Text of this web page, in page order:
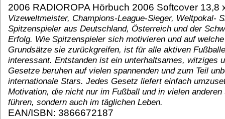
2006 RADIOROPA Hörbuch 2006 Softcover 13,8
Vizeweltmeister, Champions-League-Sieger, Weltpokal-
Spitzenspieler aus Deutschland, Österreich und der
Erfolg. Wie Spitzenspieler sich motivieren und auf
Grundsätze sie zurückgreifen, ist für alle aktiven
interessant. Entstanden ist ein unterhaltsames, witziges
Gesetze beruhen auf vielen spannenden und zum Teil
internationale Stars. Jedes Gesetz liefert einfach
Motivation, die nicht nur im Fußball und in vielen
führen, sondern auch im täglichen Leben.
EAN/ISBN: 3866672187